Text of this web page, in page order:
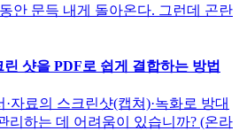
안 문득 내게 돌아온다. 그런데 곤란
샷을 PDF로 쉽게 결합하는 방법
자료의 스크린샷(캡쳐)·녹화로 방대
리하는 데 어려움이 있습니까? (온라